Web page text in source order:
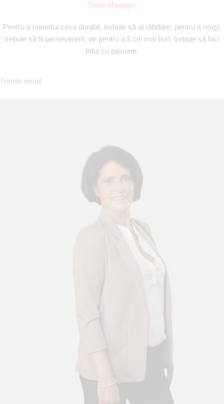
Store Manager
Pentru a construi ceva durabil, trebuie să ai răbdare; pentru a reuşi,
trebuie să fii perseverent, iar pentru a fi cel mai bun, trebuie să faci
totul cu pasiune.
Trimite email